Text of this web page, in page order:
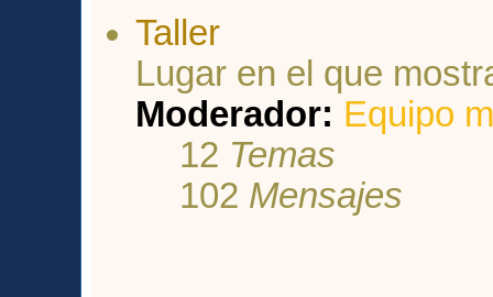
Taller
Lugar en el que
Moderador: Equipo
12 Temas
102 Mensajes